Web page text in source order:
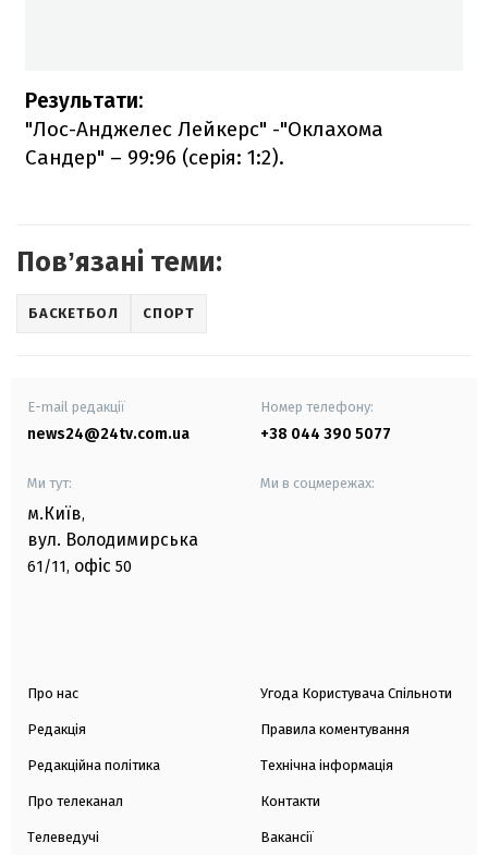
Результати:
"Лос-Анджелес Лейкерс" -"Оклахома
Сандер" – 99:96 (серія: 1:2).
Повʼязані теми:
БАСКЕТБОЛ СПОРТ
E-mail редакції
news24@24tv.com.ua
Номер телефону:
+38 044 390 5077
Ми тут:
м.Київ,
вул. Володимирська
61/11, офіс 50
Ми в соцмережах:
Про нас
Редакція
Редакційна політика
Про телеканал
Телеведучі
Угода Користувача Спільноти
Правила коментування
Технічна інформація
Контакти
Вакансії